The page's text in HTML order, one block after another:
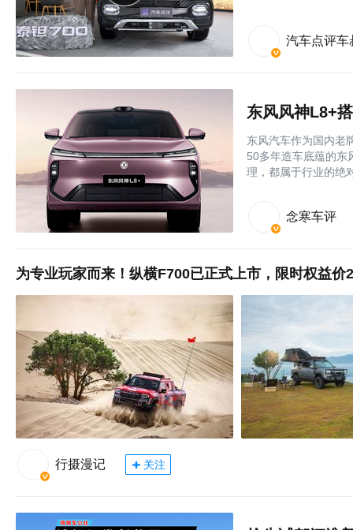
汽车点评车
东风汽车作为国内老
50多年造车底蕴的东
理，都属于行业的绝
念寒车评
为专业玩家而来！纵横F700已正式上市，限时权益价
行摄漫记 关注